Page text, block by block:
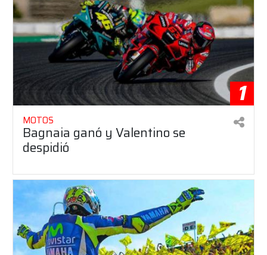
1
MOTOS
Bagnaia ganó y Valentino se
despidió